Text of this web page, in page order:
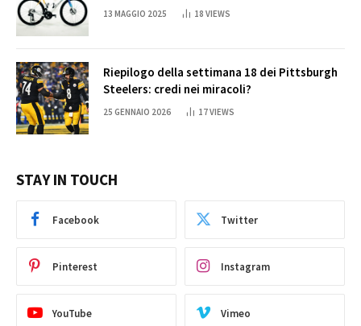
13 MAGGIO 2025 18 VIEWS
Riepilogo della settimana 18 dei Pittsburgh
Steelers: credi nei miracoli?
25 GENNAIO 2026 17VIEWS
STAY IN TOUCH
Facebook Twitter
Pinterest Instagram
YouTube Vimeo